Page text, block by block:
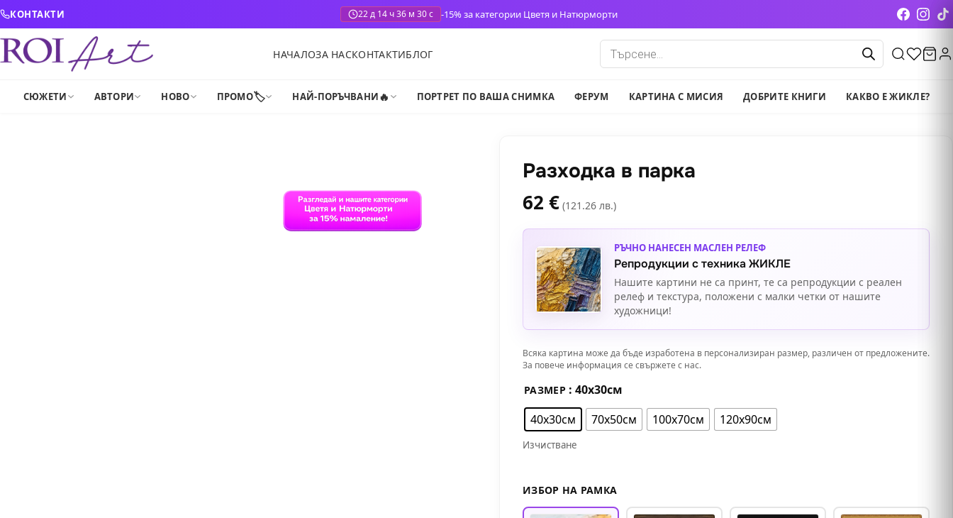
Skip to content
КОНТАКТИ 22 д 14 ч 36 м 29 с -15% за категории Цветя и Натюрморти
НАЧАЛОЗА НАСКОНТАКТИБЛОГ
Products
search
СЮЖЕТИ АВТОРИ НОВО ПРОМО🏷️ НАЙ-ПОРЪЧВАНИ🔥 ПОРТРЕТ ПО ВАША СНИМКА ФЕРУМ КАРТИНА С МИСИЯ ДОБРИТЕ КНИГИ КАКВО Е ЖИКЛЕ?
Разходка в парка
62 € (121.26 лв.)
РЪЧНО НАНЕСЕН МАСЛЕН РЕЛЕФ
Репродукции с техника ЖИКЛЕ
Нашите картини не са принт, те са репродукции с реален
релеф и текстура, положени с малки четки от нашите
художници!
Всяка картина може да бъде изработена в персонализиран размер, различен от предложените.
За повече информация се свържете с нас.
РАЗМЕР : 40х30см
40х30см
70х50см 100х70см 120х90см
Изчистване
ИЗБОР НА РАМКА